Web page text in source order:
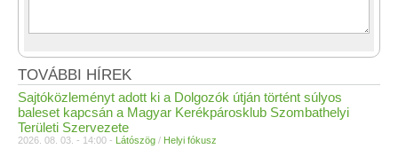
TOVÁBBI HÍREK
Sajtóközleményt adott ki a Dolgozók útján történt súlyos
baleset kapcsán a Magyar Kerékpárosklub Szombathelyi
Területi Szervezete
2026. 08. 03. - 14:00 - Látószög / Helyi fókusz